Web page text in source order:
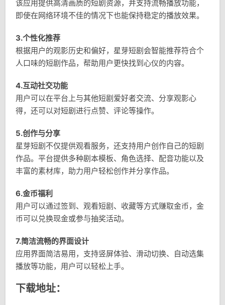
该应用提供高清画质的短剧资源，并支持流畅播放功能，
即使在网络环境不佳的情况下也能保持稳定的播放效果。
3.个性化推荐
根据用户的观影历史和偏好，星芽短剧会智能推荐符合个
人口味的短剧作品，帮助用户更快找到心仪的内容。
4.互动社交功能
用户可以在平台上与其他短剧爱好者交流、分享观影心
得，还可以对短剧进行点赞、评论等操作。
5.创作与分享
星芽短剧不仅提供观看服务，还支持用户创作自己的短剧
作品。平台提供多种剧本模板、角色选择、配音功能以及
丰富的素材库，助力用户轻松创作并分享作品。
6.金币福利
用户可以通过签到、观看短剧、收藏等方式赚取金币，金
币可以兑换现金或参与抽奖活动。
7.简洁流畅的界面设计
应用界面简洁易用，支持竖屏体验、滑动切换、自动选集
播放等功能，用户可以轻松上手。
下载地址：